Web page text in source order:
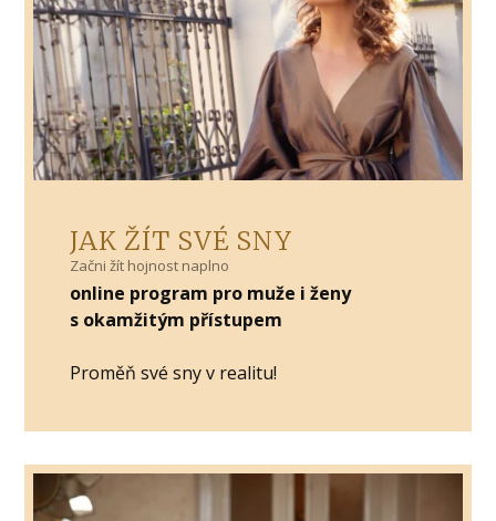
JAK ŽÍT SVÉ SNY
Začni žít hojnost naplno
online program pro muže i ženy
s okamžitým přístupem
Proměň své sny v realitu!